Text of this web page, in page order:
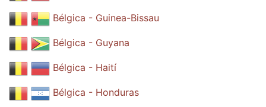
Bélgica - Guinea-Bissau
Bélgica - Guyana
Bélgica - Haití
Bélgica - Honduras